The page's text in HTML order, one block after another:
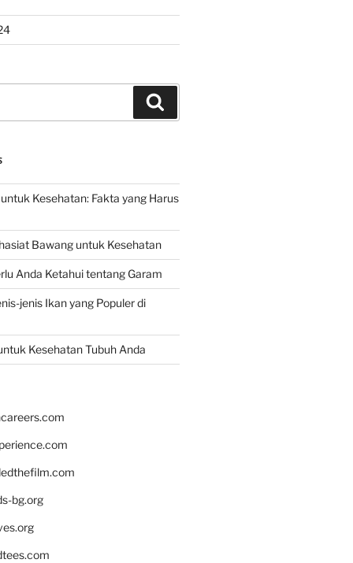
Kesehatan: Fakta yang Harus
Bawang untuk Kesehatan
Anda Ketahui tentang Garam
jenis Ikan yang Populer di
Kesehatan Tubuh Anda
bg.org